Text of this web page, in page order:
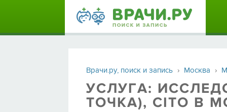
Врачи.ру, поиск и запись › Москва ›
УСЛУГА:
ТОЧКА), CITO В